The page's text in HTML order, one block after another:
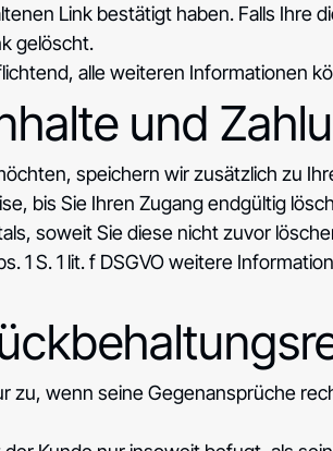
Link bestätigt haben. Falls
gelöscht.
alle weiteren Informationen
und
speichern wir zusätzlich zu
bis Sie Ihren Zugang endgültig
soweit Sie diese nicht zuvor
1 S. 1 lit. f DSGVO weitere
zu, wenn seine Gegenansprüche